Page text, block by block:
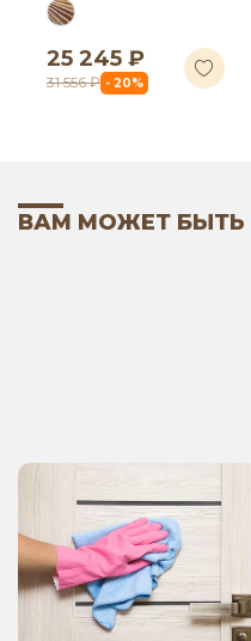
25 245 ₽
31 556 ₽ - 20%
ВАМ МОЖЕТ БЫТЬ